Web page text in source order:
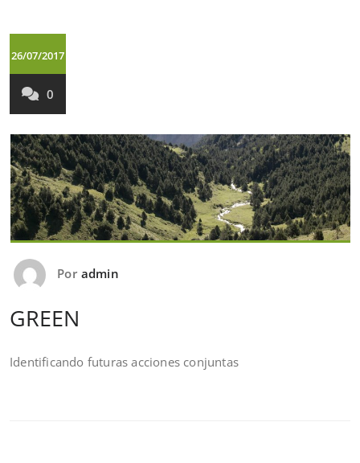
26/07/2017
0
Por admin
GREEN
Identificando futuras acciones conjuntas